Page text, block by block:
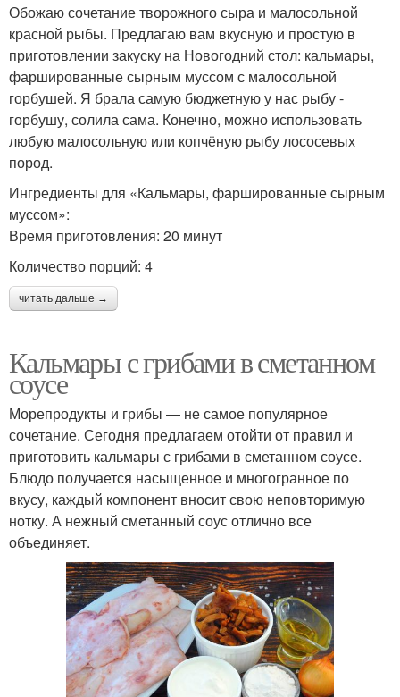
Обожаю сочетание творожного сыра и малосольной
красной рыбы. Предлагаю вам вкусную и простую в
приготовлении закуску на Новогодний стол: кальмары,
фаршированные сырным муссом с малосольной
горбушей. Я брала самую бюджетную у нас рыбу -
горбушу, солила сама. Конечно, можно использовать
любую малосольную или копчёную рыбу лососевых
пород.
Ингредиенты для «Кальмары, фаршированные сырным
муссом»:
Время приготовления: 20 минут
Количество порций: 4
читать дальше →
Кальмары с грибами в сметанном
соусе
Морепродукты и грибы — не самое популярное
сочетание. Сегодня предлагаем отойти от правил и
приготовить кальмары с грибами в сметанном соусе.
Блюдо получается насыщенное и многогранное по
вкусу, каждый компонент вносит свою неповторимую
нотку. А нежный сметанный соус отлично все
объединяет.